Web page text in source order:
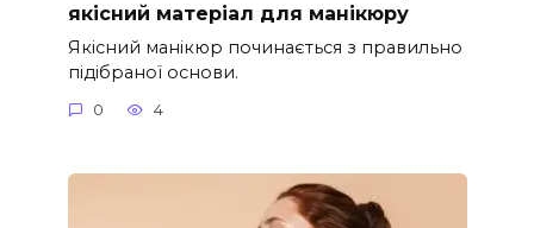
якісний матеріал для манікюру
Якісний манікюр починається з правильно
підібраної основи.
0 4